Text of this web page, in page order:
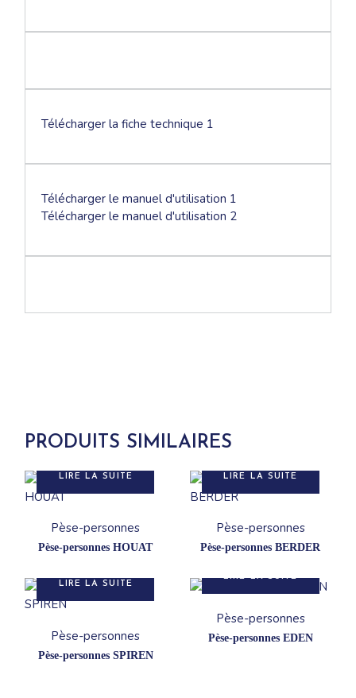
Télécharger la fiche technique 1
Télécharger le manuel d'utilisation 1
Télécharger le manuel d'utilisation 2
PRODUITS SIMILAIRES
LIRE LA SUITE
Pèse-personnes
Pèse-personnes HOUAT
LIRE LA SUITE
Pèse-personnes
Pèse-personnes BERDER
LIRE LA SUITE
Pèse-personnes
Pèse-personnes SPIREN
LIRE LA SUITE
Pèse-personnes
Pèse-personnes EDEN